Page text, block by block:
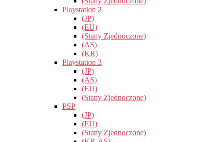
Playstation 2
(JP)
(EU)
(Stany Zjednoczone)
(AS)
(KR)
Playstation 3
(JP)
(AS)
(EU)
(Stany Zjednoczone)
PSP
(JP)
(EU)
(Stany Zjednoczone)